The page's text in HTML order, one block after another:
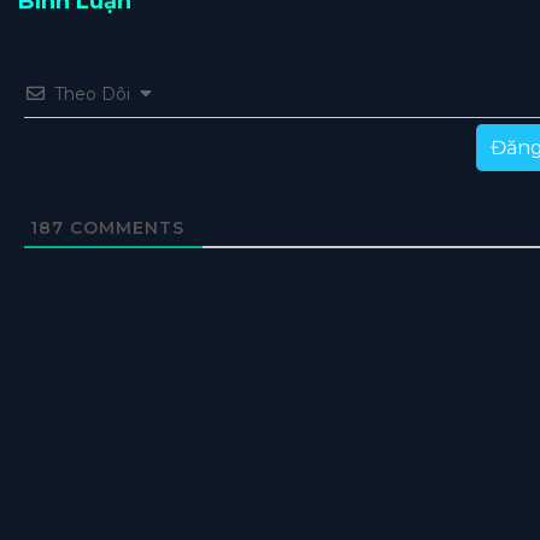
Theo Dõi
187 COMMENTS